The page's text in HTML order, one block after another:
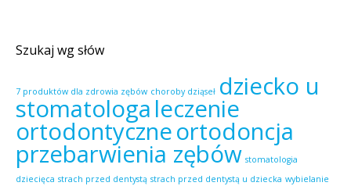
Szukaj wg słów
7 produktów dla zdrowia zębów choroby dziąseł dziecko u
stomatologa leczenie
ortodontyczneortodoncja
przebarwienia zębów stomatologia
dziecięca strach przed dentystą strach przed dentystą u dziecka wybielanie